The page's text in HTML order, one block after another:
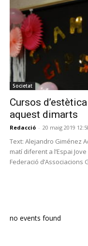
Societat
Cursos
aquest dimarts
Redacció - 20 maig 2019
Text: Alejandro Giménez
matí diferent a l’Espai
Federació d’Associacions
no events found